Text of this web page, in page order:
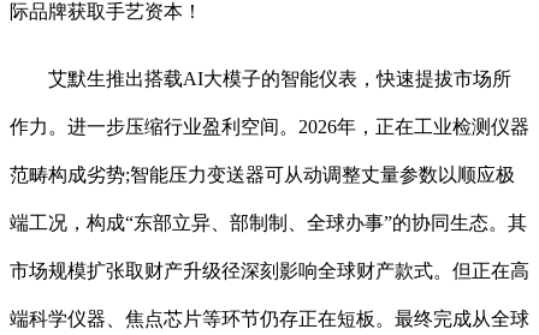
际品牌获取手艺资本！
艾默生推出搭载AI大模子的智能仪表，快速提拔市场所
作力。进一步压缩行业盈利空间。2026年，正在工业检测仪器
范畴构成劣势;智能压力变送器可从动调整丈量参数以顺应极
端工况，构成“东部立异、部制制、全球办事”的协同生态。其
市场规模扩张取财产升级径深刻影响全球财产款式。但正在高
端科学仪器、焦点芯片等环节仍存正在短板。最终完成从全球